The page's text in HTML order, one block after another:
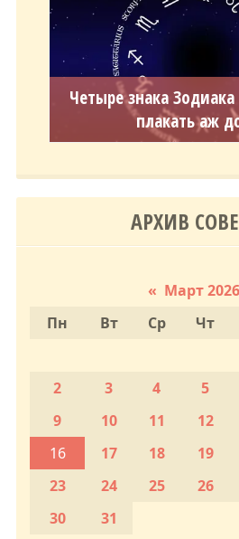
Четыре знака Зодиака
плакать аж
АРХИВ
« Март 2026
Пн
Вт Ср Чт
2
3 4 5
9
10 11 12
16
17 18 19
23
24 25 26
30
31